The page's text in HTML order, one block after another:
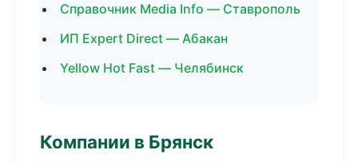
Справочник Media Info — Ставрополь
ИП Expert Direct — Абакан
Yellow Hot Fast — Челябинск
Компании в Брянск